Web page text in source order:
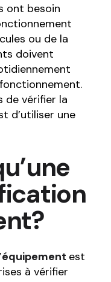
ont besoin
ou de la
doivent
de vérifier la
d’utiliser une
est
à vérifier